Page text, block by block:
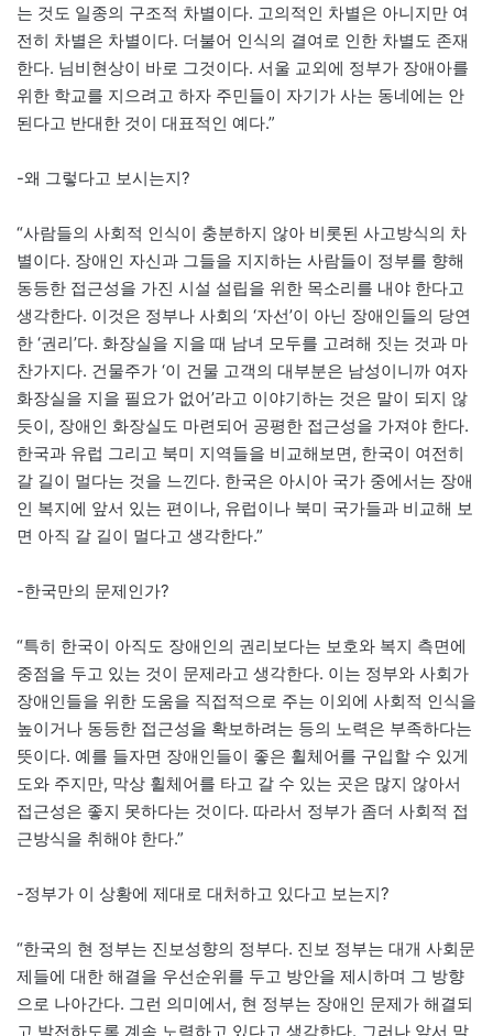
는 것도 일종의 구조적 차별이다. 고의적인 차별은 아니지만 여
전히 차별은 차별이다. 더불어 인식의 결여로 인한 차별도 존재
한다. 님비현상이 바로 그것이다. 서울 교외에 정부가 장애아를
위한 학교를 지으려고 하자 주민들이 자기가 사는 동네에는 안
된다고 반대한 것이 대표적인 예다.”
-왜 그렇다고 보시는지?
“사람들의 사회적 인식이 충분하지 않아 비롯된 사고방식의 차
별이다. 장애인 자신과 그들을 지지하는 사람들이 정부를 향해
동등한 접근성을 가진 시설 설립을 위한 목소리를 내야 한다고
생각한다. 이것은 정부나 사회의 ‘자선’이 아닌 장애인들의 당연
한 ‘권리’다. 화장실을 지을 때 남녀 모두를 고려해 짓는 것과 마
찬가지다. 건물주가 ‘이 건물 고객의 대부분은 남성이니까 여자
화장실을 지을 필요가 없어’라고 이야기하는 것은 말이 되지 않
듯이, 장애인 화장실도 마련되어 공평한 접근성을 가져야 한다.
한국과 유럽 그리고 북미 지역들을 비교해보면, 한국이 여전히
갈 길이 멀다는 것을 느낀다. 한국은 아시아 국가 중에서는 장애
인 복지에 앞서 있는 편이나, 유럽이나 북미 국가들과 비교해 보
면 아직 갈 길이 멀다고 생각한다.”
-한국만의 문제인가?
“특히 한국이 아직도 장애인의 권리보다는 보호와 복지 측면에
중점을 두고 있는 것이 문제라고 생각한다. 이는 정부와 사회가
장애인들을 위한 도움을 직접적으로 주는 이외에 사회적 인식을
높이거나 동등한 접근성을 확보하려는 등의 노력은 부족하다는
뜻이다. 예를 들자면 장애인들이 좋은 휠체어를 구입할 수 있게
도와 주지만, 막상 휠체어를 타고 갈 수 있는 곳은 많지 않아서
접근성은 좋지 못하다는 것이다. 따라서 정부가 좀더 사회적 접
근방식을 취해야 한다.”
-정부가 이 상황에 제대로 대처하고 있다고 보는지?
“한국의 현 정부는 진보성향의 정부다. 진보 정부는 대개 사회문
제들에 대한 해결을 우선순위를 두고 방안을 제시하며 그 방향
으로 나아간다. 그런 의미에서, 현 정부는 장애인 문제가 해결되
고 발전하도록 계속 노력하고 있다고 생각한다. 그러나 앞서 말